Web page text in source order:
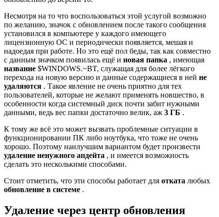
Несмотря на то что воспользоваться этой услугой возможно
по желанию, значок с обновлением после такого сообщения
установился в компьютере у каждого имеющего
лицензионную ОС и периодически появляется, мешая и
надоедая при работе. Но это ещё пол беды, так как совместно
с данным значком появилась ещё и новая папка , имеющая
название $WINDOWS.~BT, служащая для более лёгкого
перехода на новую версию и данные содержащиеся в ней не
удаляются . Такое явление не очень приятно для тех
пользователей, которые не желают применять новшество, в
особенности когда системный диск почти забит нужными
данными, ведь вес папки достаточно велик, аж 3 ГБ .
К тому же всё это может вызвать проблемные ситуации в
функционировании ПК либо ноутбука, что тоже не очень
хорошо. Поэтому наилучшим вариантом будет произвести
удаление ненужного апдейта , и имеется возможность
сделать это несколькими способами.
Стоит отметить, что эти способы работает для отката любых
обновление в системе .
Удаление через центр обновления